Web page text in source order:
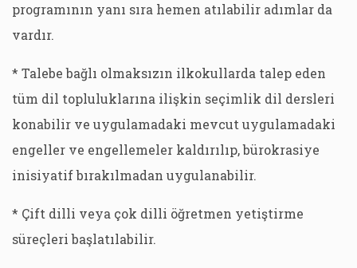
programının yanı sıra hemen atılabilir adımlar da
vardır.
* Talebe bağlı olmaksızın ilkokullarda talep eden
tüm dil topluluklarına ilişkin seçimlik dil dersleri
konabilir ve uygulamadaki mevcut uygulamadaki
engeller ve engellemeler kaldırılıp, bürokrasiye
inisiyatif bırakılmadan uygulanabilir.
* Çift dilli veya çok dilli öğretmen yetiştirme
süreçleri başlatılabilir.